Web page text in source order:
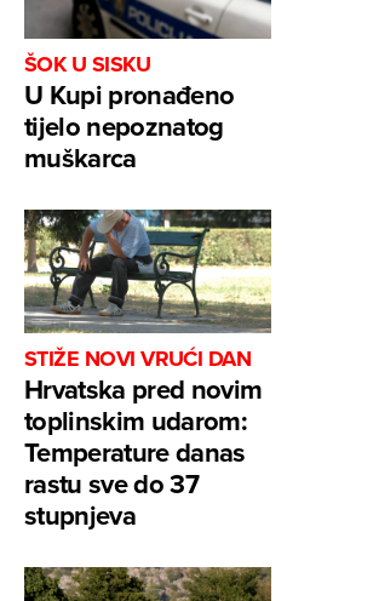
ŠOK U SISKU
U Kupi pronađeno
tijelo nepoznatog
muškarca
STIŽE NOVI VRUĆI DAN
Hrvatska pred novim
toplinskim udarom:
Temperature danas
rastu sve do 37
stupnjeva